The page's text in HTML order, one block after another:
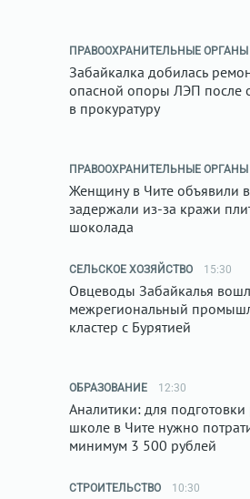
ПРАВООХРАНИТЕЛЬНЫЕ ОРГАНЫ
Забайкалка добилась
опасной опоры ЛЭП после
в прокуратуру
ПРАВООХРАНИТЕЛЬНЫЕ ОРГАНЫ
Женщину в Чите объявили
задержали из-за кражи
шоколада
СЕЛЬСКОЕ ХОЗЯЙСТВО 15:30
Овцеводы Забайкалья
межрегиональный
кластер с Бурятией
ОБРАЗОВАНИЕ 12:30
Аналитики: для
школе в Чите нужно
минимум 3 500 рублей
СТРОИТЕЛЬСТВО 10:30